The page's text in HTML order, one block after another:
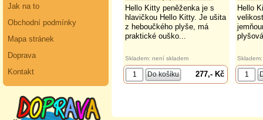
Jak na to
Obchodní podmínky
Mapa stránek
Doprava
Kontakt
Hello Kitty peněženka je s
hlavičkou Hello Kitty. Je ušita
z heboučkého plyše, má
praktické ouško...
Skladem: není skladem
277,- Kč
Hello